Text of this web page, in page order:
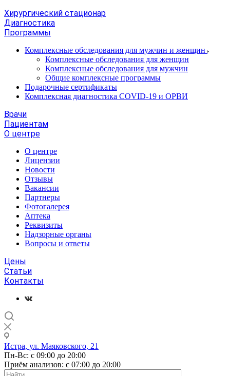
Хирургический стационар
Диагностика
Программы
Комплексные обследования для мужчин и женщин
Комплексные обследования для женщин
Комплексные обследования для мужчин
Общие комплексные программы
Подарочные сертификаты
Комплексная диагностика COVID-19 и ОРВИ
Врачи
Пациентам
О центре
О центре
Лицензии
Новости
Отзывы
Вакансии
Партнеры
Фотогалерея
Аптека
Реквизиты
Надзорные органы
Вопросы и ответы
Цены
Статьи
Контакты
Истра, ул. Маяковского, 21
Пн-Вс: с 09:00 до 20:00
Приём анализов: с 07:00 до 20:00